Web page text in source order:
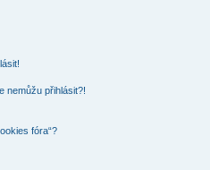
nemůžu přihlásit?!
fóra“?